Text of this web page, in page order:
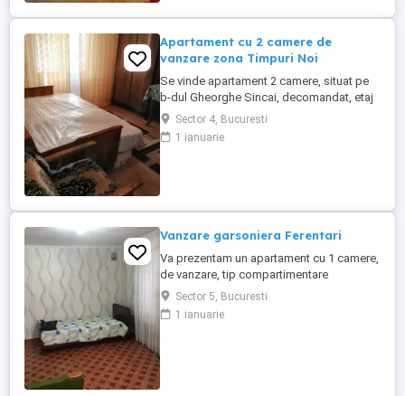
Apartament cu 2 camere de
vanzare zona Timpuri Noi
Se vinde apartament 2 camere, situat pe
b-dul Gheorghe Sincai, decomandat, etaj
4 7, suprafata utila de 51 mp, mobilat si
complet utilat, la doar 3 minute de statia
de metrou Timpuri-Noi. Apartamentul a
Sector 4, Bucuresti
1 ianuarie
Vanzare garsoniera Ferentari
Va prezentam un apartament cu 1 camere,
de vanzare, tip compartimentare
semidecomandat, situat în zona Salaj din
Bucuresti. Proprietatea este amplasată
într-un imobil de tip , construit în anul , la
Sector 5, Bucuresti
1 ianuarie